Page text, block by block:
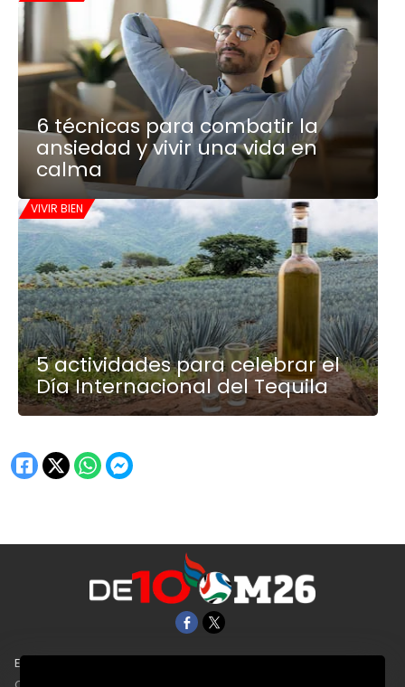
6 técnicas para combatir la
ansiedad y vivir una vida en
calma
VIVIR BIEN
5 actividades para celebrar el
Día Internacional del Tequila
EL UNIVERSAL